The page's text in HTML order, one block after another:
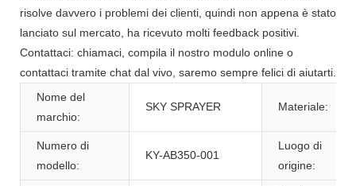
risolve davvero i problemi dei clienti, quindi non appena è stato
lanciato sul mercato, ha ricevuto molti feedback positivi.
Contattaci: chiamaci, compila il nostro modulo online o
contattaci tramite chat dal vivo, saremo sempre felici di aiutarti.
Nome del
marchio:
SKY SPRAYER Materiale:
Numero di
modello:
KY-AB350-001
Luogo di
origine: